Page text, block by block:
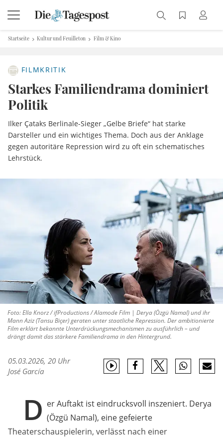
Startseite Kultur und Feuilleton Film & Kino
FILMKRITIK
Starkes Familiendrama dominiert
Politik
Ilker Çataks Berlinale-Sieger „Gelbe Briefe“ hat starke
Darsteller und ein wichtiges Thema. Doch aus der Anklage
gegen autoritäre Repression wird zu oft ein schematisches
Lehrstück.
Foto: Ella Knorz / ifProductions / Alamode Film | Derya (Özgü Namal) und ihr
Mann Aziz (Tansu Biçer) geraten unter staatliche Repression. Der ambitionierte
Film erklärt bekannte Unterdrückungsmechanismen zu ausführlich – und
drängt damit das stärkere Familiendrama in den Hintergrund.
05.03.2026, 20 Uhr
José García
D er Auftakt ist eindrucksvoll inszeniert. Derya
(Özgü Namal), eine gefeierte
Theaterschauspielerin, verlässt nach einer